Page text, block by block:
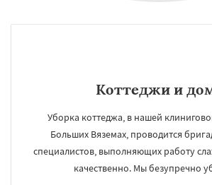
Коттеджи и
Уборка коттеджа, в нашей
Больших Вяземах, проводится
специалистов, выполняющих работу
качественно. Мы безупречно